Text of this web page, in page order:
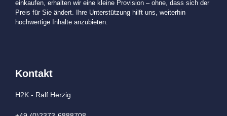
einkaufen, erhalten wir eine kleine Provision – ohne, dass sich der
Preis für Sie ändert. Ihre Unterstützung hilft uns, weiterhin
hochwertige Inhalte anzubieten.
Kontakt
H2K - Ralf Herzig